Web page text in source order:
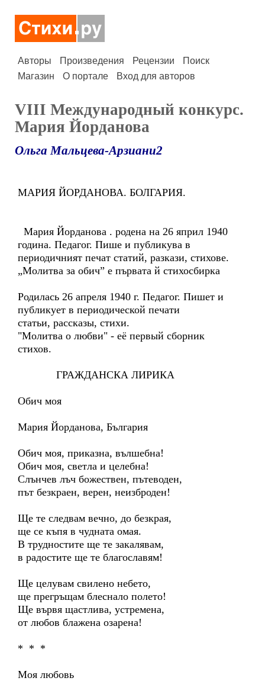
Авторы Произведения Рецензии
Поиск
Магазин
О портале Вход для авторов
VIII Международный конкурс.
Мария Йорданова
Ольга Мальцева-Арзиани2
МАРИЯ ЙОРДАНОВА. БОЛГАРИЯ.
Мария Йорданова . родена на 26 яприл 1940
година. Педагог. Пише и публикува в
периодичният печат статий, разкази, стихове.
„Молитва за обич” е първата й стихосбирка
Родилась 26 апреля 1940 г. Педагог. Пишет и
публикует в периодической печати
статьи, рассказы, стихи.
"Молитва о любви" - её первый сборник
стихов.
ГРАЖДАНСКА ЛИРИКА
Обич моя
Мария Йорданова, България
Обич моя, приказна, вълшебна!
Обич моя, светла и целебна!
Слънчев лъч божествен, пътеводен,
път безкраен, верен, неизброден!
Ще те следвам вечно, до безкрая,
ще се къпя в чудната омая.
В трудностите ще те закалявам,
в радостите ще те благославям!
Ще целувам свилено небето,
ще прегръщам блеснало полето!
Ще вървя щастлива, устремена,
от любов блажена озарена!
* * *
Моя любовь